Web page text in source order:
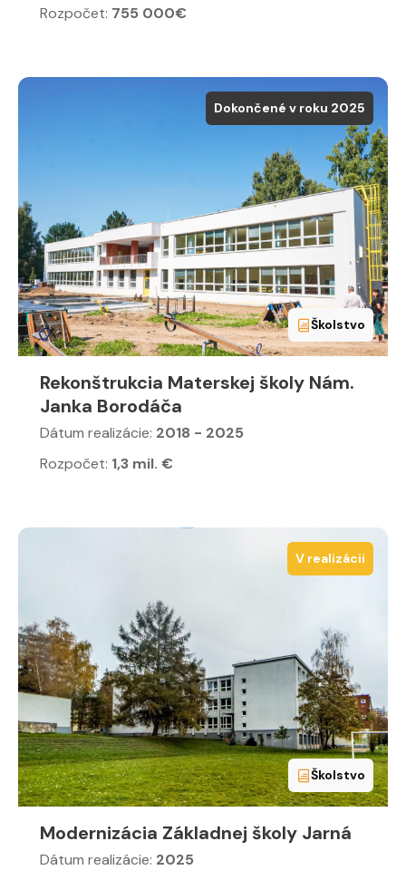
Rozpočet: 755 000€
Školstvo
Dokončené v roku 2025
Rekonštrukcia Materskej školy Nám.
Janka Borodáča
Dátum realizácie: 2018 - 2025
Rozpočet: 1,3 mil. €
Školstvo
V realizácii
Modernizácia Základnej školy Jarná
Dátum realizácie: 2025